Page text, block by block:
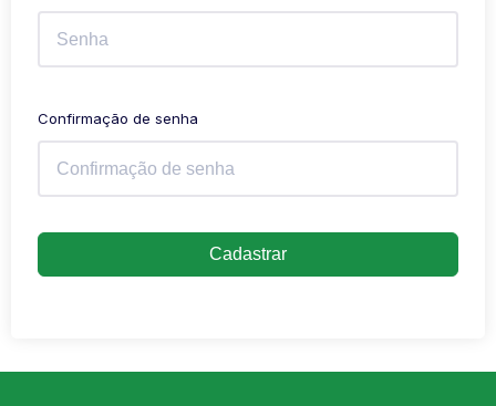
Confirmação de senha
Cadastrar